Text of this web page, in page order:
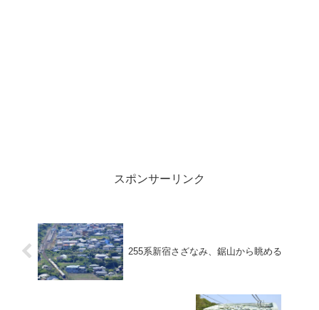
スポンサーリンク
255系新宿さざなみ、鋸山から眺める